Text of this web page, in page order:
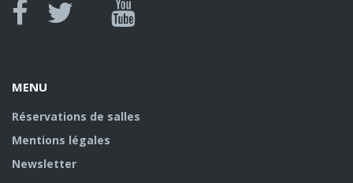
Canal
MENU
Réservations de salles
Mentions légales
Newsletter